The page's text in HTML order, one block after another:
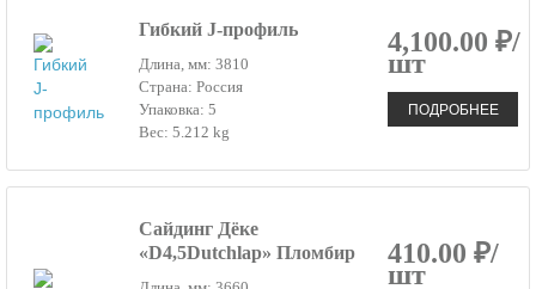
Гибкий J-профиль
Длина, мм: 3810
Страна: Россия
Упаковка: 5
Вес: 5.212 kg
4,100.00 ₽/
шт
ПОДРОБНЕЕ
Сайдинг Дёке
«D4,5Dutchlap» Пломбир
410.00 ₽/
шт